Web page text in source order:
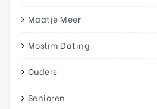
Maatje Meer
Moslim Dating
Ouders
Senioren